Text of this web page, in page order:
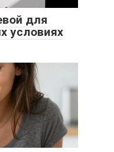
для
условиях